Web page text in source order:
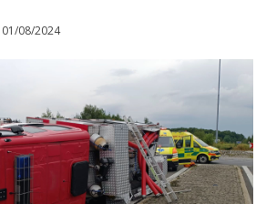
01/08/2024